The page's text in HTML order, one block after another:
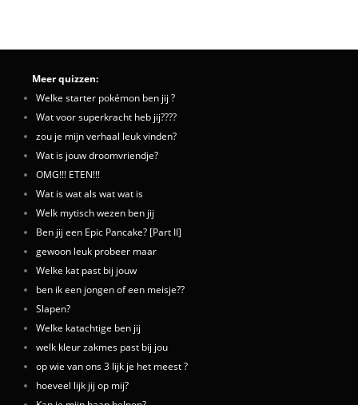
Meer quizzen:
Welke starter pokémon ben jij ?
Wat voor superkracht heb jij????
zou je mijn verhaal leuk vinden?
Wat is jouw droomvriendje?
OMG!!! ETEN!!!
Wat is wat als wat wat is
Welk mytisch wezen ben jij
Ben jij een Epic Pancake? [Part II]
gewoon leuk probeer maar
Welke kat past bij jouw
ben ik een jongen of een meisje??
Slapen?
Welke katachtige ben jij
welk kleur zakmes past bij jou
op wie van ons 3 lijk je het meest ?
hoeveel lijk jij op mij?